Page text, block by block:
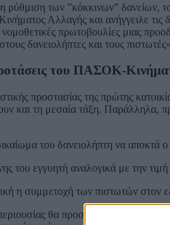
ρύθμιση των ”κόκκινων” δανείων,
Αλλαγής και ανήγγειλε τις
πρωτοβουλίες μιας
δανειολήπτες και τους
του ΠΑΣΟΚ-
προστασίας της πρώτης
και τη μεσαία τάξη. Παράλληλα,
του δανειολήπτη να αποκτά ο
του εγγυητή αναλογικά με την
η συμμετοχή των πιστωτών στον
θα προσδιορίζεται από